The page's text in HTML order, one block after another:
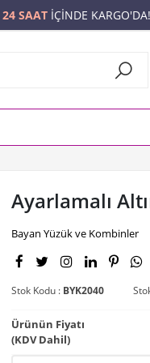
24 SAATİÇİNDE KARGO'DA!
Ayarlamalı
Bayan Yüzük ve Kombinler
Stok Kodu : BYK2040
Ürünün Fiyatı
(KDV Dahil)